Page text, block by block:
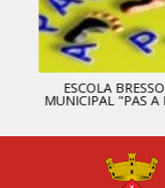
ESCOLA
MUNICIPAL "PAS A